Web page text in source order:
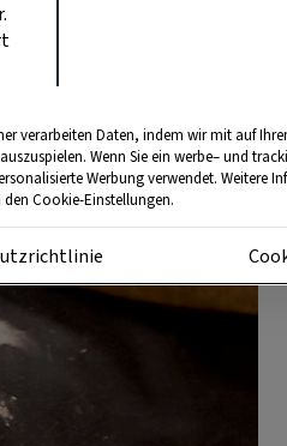
verarbeiten Daten, indem wir mit auf
Wenn Sie ein werbe– und
Werbung verwendet. Weitere
Cookie-Einstellungen.